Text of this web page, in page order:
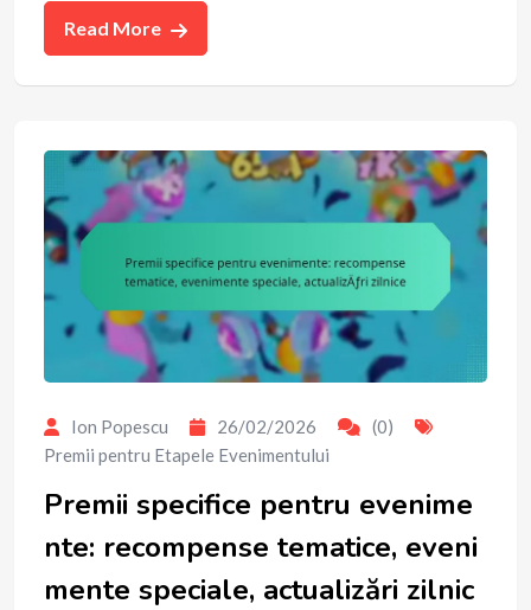
Read More
Ion Popescu 26/02/2026
(0)
Premii pentru Etapele Evenimentului
Premii specifice pentru evenime
nte: recompense tematice, eveni
mente speciale, actualizări zilnic